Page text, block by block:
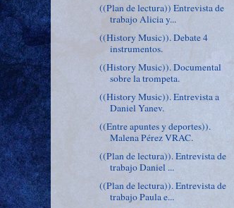
((Plan de lectura)) Entrevista de
trabajo Alicia y...
((History Music)). Debate 4
instrumentos.
((History Music)). Documental
sobre la trompeta.
((History Music)). Entrevista a
Daniel Yanev.
((Entre apuntes y deportes)).
Malena Pérez VRAC.
((Plan de lectura)). Entrevista de
trabajo Daniel ...
((Plan de lectura)). Entrevista de
trabajo Paula e...